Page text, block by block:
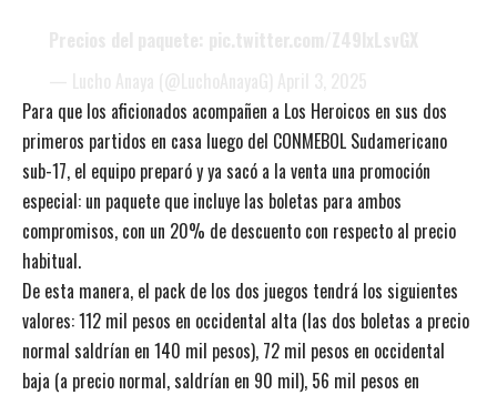
Para que los aficionados acompañen a Los Heroicos en sus dos
primeros partidos en casa luego del CONMEBOL Sudamericano
sub-17, el equipo preparó y ya sacó a la venta una promoción
especial: un paquete que incluye las boletas para ambos
compromisos, con un 20% de descuento con respecto al precio
habitual.
De esta manera, el pack de los dos juegos tendrá los siguientes
valores: 112 mil pesos en occidental alta (las dos boletas a precio
normal saldrían en 140 mil pesos), 72 mil pesos en occidental
baja (a precio normal, saldrían en 90 mil), 56 mil pesos en